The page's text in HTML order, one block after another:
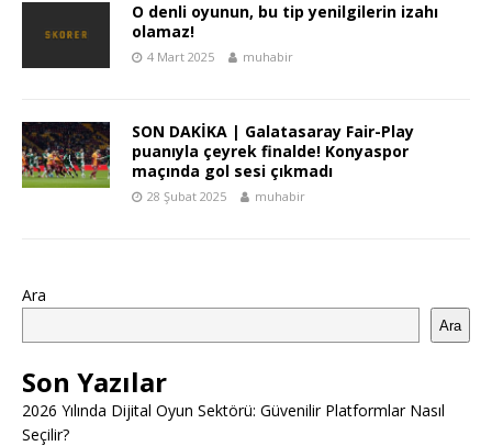
O denli oyunun, bu tip yenilgilerin izahı
olamaz!
4 Mart 2025 muhabir
SON DAKİKA | Galatasaray Fair-Play
puanıyla çeyrek finalde! Konyaspor
maçında gol sesi çıkmadı
28 Şubat 2025 muhabir
Ara
Ara
Son Yazılar
2026 Yılında Dijital Oyun Sektörü: Güvenilir Platformlar Nasıl
Seçilir?